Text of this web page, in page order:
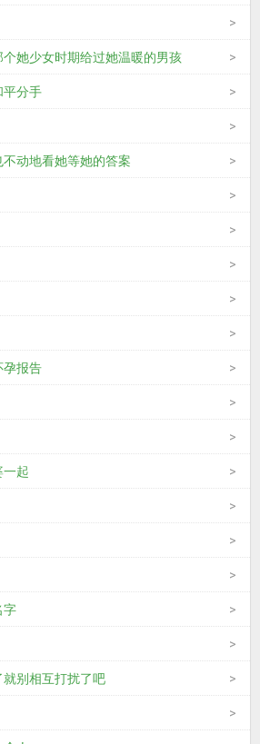
她少女时期给过她温暖的男孩
平分手
动地看她等她的答案
孕报告
一起
字
别相互打扰了吧